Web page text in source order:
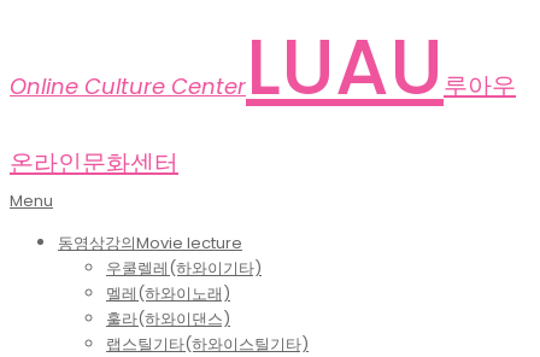
Online Culture Center LUAU 루아우
온라인문화센터
Primary
Menu
Menu
동영상강의Movie lecture
우쿨렐레(하와이기타)
멜레(하와이노래)
훌라(하와이댄스)
랩스틸기타(하와이스틸기타)